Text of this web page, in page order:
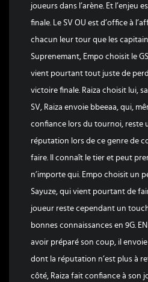
joueurs dans l’arène. Et l’enjeu
finale. Le SV OU est d’office à
chacun leur tour que les
Suprenemant, Empo choisit le
vient pourtant tout juste de
victoire finale. Raiza choisit lui,
SV, Raiza envoie bbeeaa, qui,
confiance lors du tournoi, reste
réputation lors de ce genre de
faire. Il connaît le tier et peut
n’importe qui. Empo choisit un
Sayuze, qui vient pourtant de
joueur reste cependant un
bonnes connaissances en 9G.
avoir préparé son coup, il envoie
dont la réputation n’est plus à
côté, Raiza fait confiance à son